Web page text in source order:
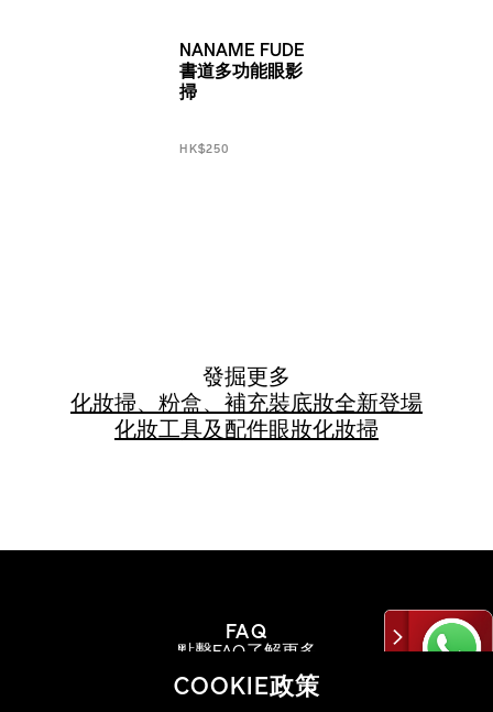
NANAME FUDE
書道多功能眼影
掃
HK$250
發掘更多
化妝掃、粉盒、補充裝底妝全新登場
化妝工具及配件眼妝化妝掃
COOKIE政策
FAQ
點擊FAQ了解更多